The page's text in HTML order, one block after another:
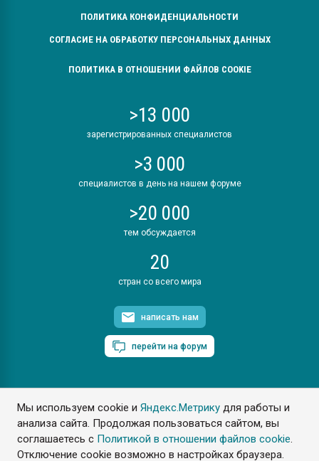
Мы используем cookie иЯндекс.Метрику для работы и
анализа сайта. Продолжая пользоваться сайтом, вы
соглашаетесь с Политикой в отношении файлов cookie.
Отключение cookie возможно в настройках браузера.
ПОЛИТИКА КОНФИДЕНЦИАЛЬНОСТИ
СОГЛАСИЕ НА ОБРАБОТКУ ПЕРСОНАЛЬНЫХ ДАННЫХ
ПОЛИТИКА В ОТНОШЕНИИ ФАЙЛОВ COOKIE
>13 000
зарегистрированных специалистов
>3 000
специалистов в день на нашем форуме
>20 000
тем обсуждается
20
стран со всего мира
написать нам
перейти на форум
ПластЭксперт © 2006. Все права защищены
Разрешается копирование материалов сайта с обязательной
ссылкой на www.e-plastic.ru
Разработка сайта